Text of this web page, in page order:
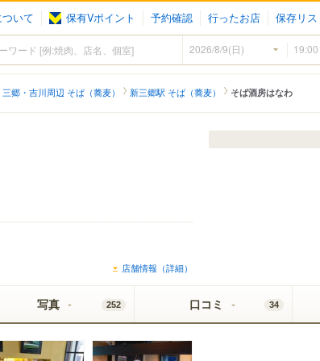
いて 保有Vポイント 予約確認 行ったお店 保存リス
三郷・吉川周辺 そば（蕎麦） 新三郷駅 そば（蕎麦） そば酒房はなわ
店舗情報（詳細）
写真 252 口コミ 34